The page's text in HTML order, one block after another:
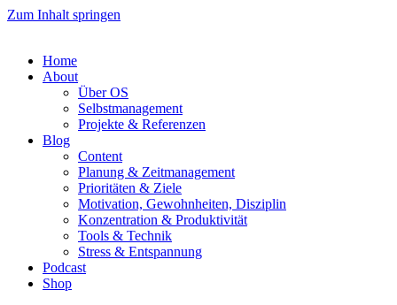
Zum Inhalt springen
Home
About
Über OS
Selbstmanagement
Projekte & Referenzen
Blog
Content
Planung & Zeitmanagement
Prioritäten & Ziele
Motivation, Gewohnheiten, Disziplin
Konzentration & Produktivität
Tools & Technik
Stress & Entspannung
Podcast
Shop